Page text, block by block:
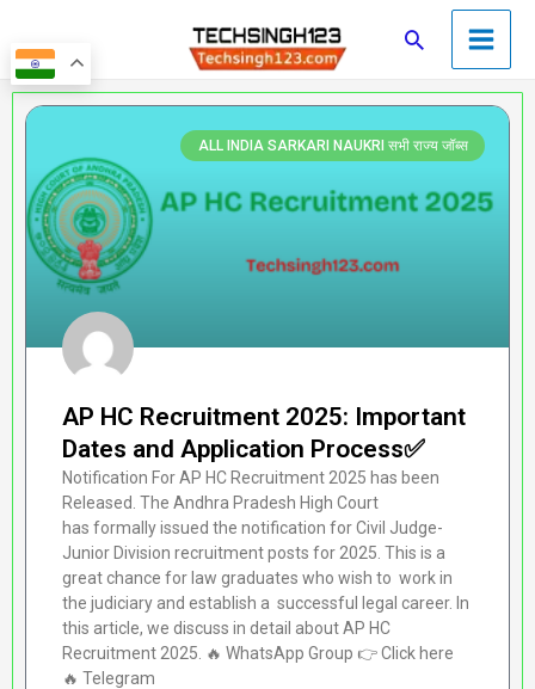
to
content
SearchMain
Menu
ALL INDIA SARKARI NAUKRI सभी राज्य जॉब्स
AP HC Recruitment 2025: Important
Dates and Application Process✅
Notification For AP HC Recruitment 2025 has been
Released. The Andhra Pradesh High Court
has formally issued the notification for Civil Judge-
Junior Division recruitment posts for 2025. This is a
great chance for law graduates who wish to work in
the judiciary and establish a successful legal career. In
this article, we discuss in detail about AP HC
Recruitment 2025. 🔥 WhatsApp Group 👉 Click here
‎️‍🔥 Telegram
PagePagePagePagePage